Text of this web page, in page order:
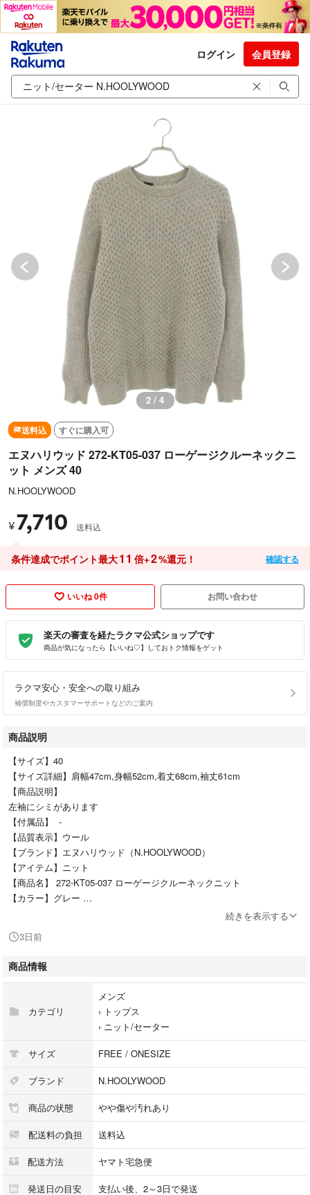
ログイン 会員登録
3 / 4
送料込 すぐに購入可
エヌハリウッド 272-KT05-037 ローゲージクルーネックニ
ット メンズ 40
N.HOOLYWOOD
¥7,710 送料込
条件達成でポイント最大11 倍+2%還元！ 確認する
いいね 0件 お問い合わせ
楽天の審査を経たラクマ公式ショップです
商品が気になったら【いいね♡】しておトク情報をゲット
ラクマ安心・安全への取り組み
補償制度やカスタマーサポートなどのご案内
商品説明
【サイズ】40
【サイズ詳細】肩幅47cm,身幅52cm,着丈68cm,袖丈61cm
【商品説明】
左袖にシミがあります
【付属品】 -
【品質表示】ウール
【ブランド】エヌハリウッド（N.HOOLYWOOD）
【アイテム】ニット
【商品名】 272-KT05-037 ローゲージクルーネックニット
【カラー】グレー
こちらの商品はラクマ公式パートナーRINKANによって出品されていま
す。
続きを表示する
3日前
商品情報
カテゴリ
メンズ
› トップス
› ニット/セーター
サイズ FREE / ONESIZE
ブランド N.HOOLYWOOD
商品の状態 やや傷や汚れあり
配送料の負担 送料込
配送方法 ヤマト宅急便
発送日の目安 支払い後、2～3日で発送